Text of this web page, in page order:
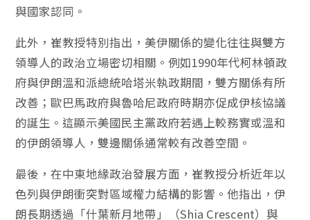
與國家認同。
此外，崔教授特別指出，美伊關係的變化往往與雙方
領導人的政治立場密切相關。例如1990年代柯林頓政
府與伊朗溫和派總統哈塔米執政期間，雙方關係有所
改善；歐巴馬政府與魯哈尼政府時期亦促成伊核協議
的誕生。這顯示美國民主黨政府若遇上較務實或溫和
的伊朗領導人，雙邊關係通常較有改善空間。
最後，在中東地緣政治發展方面，崔教授分析近年以
色列與伊朗衝突對區域權力結構的影響。他指出，伊
朗長期透過「什葉新月地帶」（Shia Crescent）與